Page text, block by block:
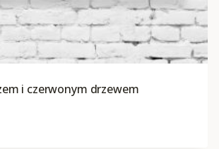
i czerwonym drzewem